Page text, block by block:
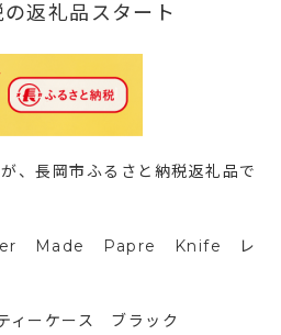
返礼品スタート
、長岡市ふるさと納税返礼品で
Made Papre Knife レ
ーケース ブラック